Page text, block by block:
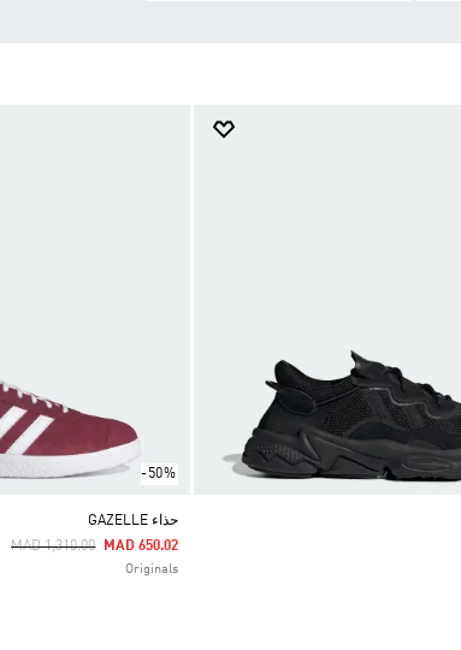
-50%
حذاء GAZELLE
Price Reduced From
MAD 1,310.00ToMAD 650.02
Originals